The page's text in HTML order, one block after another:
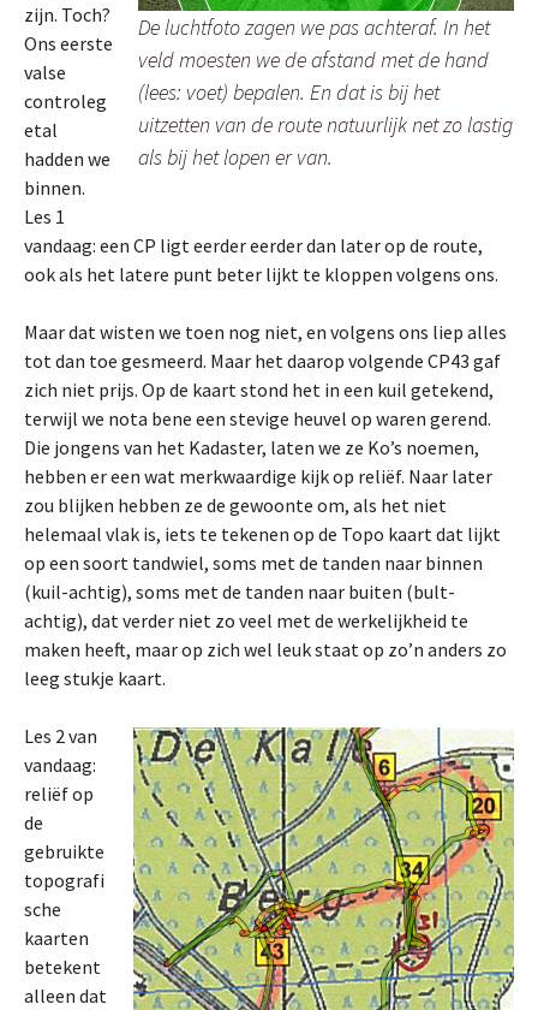
De luchtfoto zagen we pas achteraf. In het
veld moesten we de afstand met de hand
(lees: voet) bepalen. En dat is bij het
uitzetten van de route natuurlijk net zo lastig
als bij het lopen er van.
zijn. Toch?
Ons eerste
valse
controleg
etal
hadden we
binnen.
Les 1
vandaag: een CP ligt eerder eerder dan later op de route,
ook als het latere punt beter lijkt te kloppen volgens ons.
Maar dat wisten we toen nog niet, en volgens ons liep alles
tot dan toe gesmeerd. Maar het daarop volgende CP43 gaf
zich niet prijs. Op de kaart stond het in een kuil getekend,
terwijl we nota bene een stevige heuvel op waren gerend.
Die jongens van het Kadaster, laten we ze Ko’s noemen,
hebben er een wat merkwaardige kijk op reliëf. Naar later
zou blijken hebben ze de gewoonte om, als het niet
helemaal vlak is, iets te tekenen op de Topo kaart dat lijkt
op een soort tandwiel, soms met de tanden naar binnen
(kuil-achtig), soms met de tanden naar buiten (bult-
achtig), dat verder niet zo veel met de werkelijkheid te
maken heeft, maar op zich wel leuk staat op zo’n anders zo
leeg stukje kaart.
Les 2 van
vandaag:
reliëf op
de
gebruikte
topografi
sche
kaarten
betekent
alleen dat